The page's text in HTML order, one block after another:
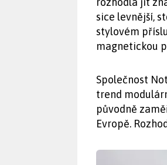
sice levnější,
stylovém
magnetickou
Společnost
trend
původně
Evropě.